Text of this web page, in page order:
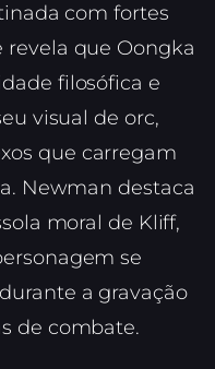
com fortes
revela que Oongka
filosófica e
visual de orc,
que carregam
Newman destaca
moral de Kliff,
se
a gravação
de combate.